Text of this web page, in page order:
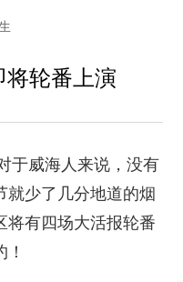
将轮番上演
威海人来说，没有
就少了几分地道的烟
将有四场大活报轮番